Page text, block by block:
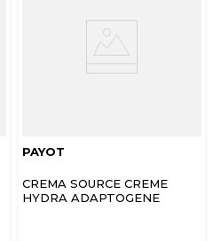
PAYOT
CREMA SOURCE CREME
HYDRA ADAPTOGENE